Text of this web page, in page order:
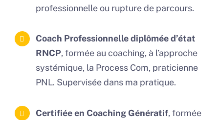
professionnelle ou rupture de parcours.
Coach Professionnelle diplômée d’état
RNCP, formée au coaching, à l’approche
systémique, la Process Com, praticienne
PNL. Supervisée dans ma pratique.
Certifiée en Coaching Génératif, formée